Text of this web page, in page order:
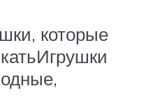
которые